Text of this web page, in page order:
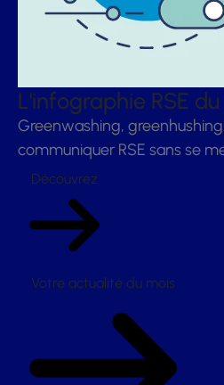
L'infographie RSE
Greenwashing,
communiquer RSE sans se
Découvrez
Votre actualité du mois